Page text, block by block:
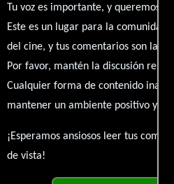
Tu voz es importante, y queremos
Este es un lugar para la comunidad
del cine, y tus comentarios son la
Por favor, mantén la discusión
Cualquier forma de contenido
mantener un ambiente positivo y
¡Esperamos ansiosos leer tus
de vista!